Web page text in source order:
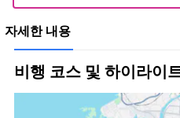
자세한 내용
비행 코스 및 하이라이